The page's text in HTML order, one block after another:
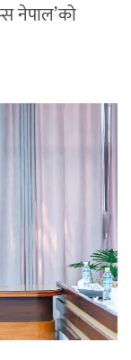
नेपाल’को